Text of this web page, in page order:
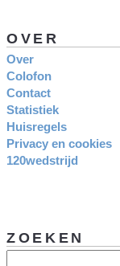
OVER
Over
Colofon
Contact
Statistiek
Huisregels
Privacy en cookies
120wedstrijd
ZOEKEN